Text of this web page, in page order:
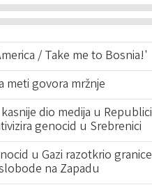
/ Take me to Bosnia!'
meti govora mržnje
dio medija u Republici
genocid u Srebrenici
u Gazi razotkrio granice
na Zapadu